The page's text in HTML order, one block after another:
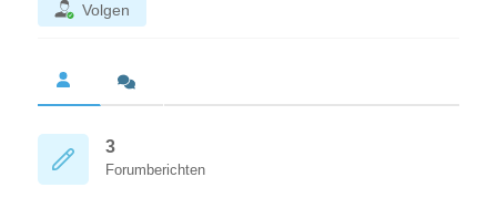
Volgen
3
Forumberichten